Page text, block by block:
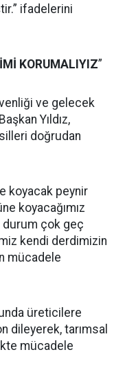
ifadelerini
KORUMALIYIZ”
ve gelecek
Yıldız,
doğrudan
koyacak peynir
koyacağımız
durum çok geç
kendi derdimizin
mücadele
üreticilere
dileyerek, tarımsal
mücadele